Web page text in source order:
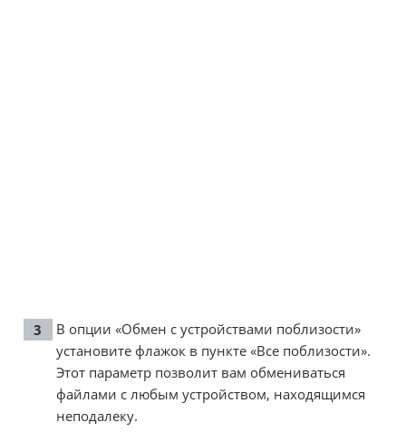
В опции «Обмен с устройствами поблизости»
установите флажок в пункте «Все поблизости».
Этот параметр позволит вам обмениваться
файлами с любым устройством, находящимся
неподалеку.